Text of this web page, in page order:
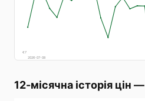
€7
2026-07-08
12-місячна історія цін —